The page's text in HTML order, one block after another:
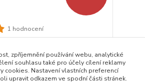
1 hodnocení
SS
triko CRAFT Nanoweight s
urče...
zpříjemnění používání webu, analytické
souhlasu také pro účely cílení reklamy
cookies. Nastavení vlastních preferencí
upravit odkazem ve spodní části stránek.